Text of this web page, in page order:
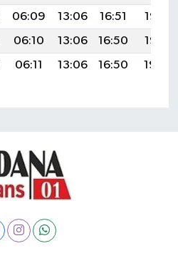
06:09 13:06 16:51
19:53
06:10 13:06 16:50
19:52
06:11 13:06 16:50 19:50